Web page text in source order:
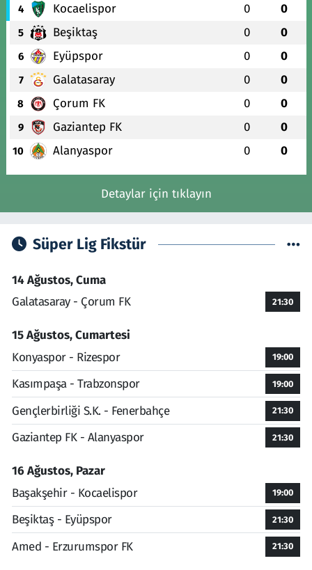
4 Kocaelispor 0 0
5 Beşiktaş 0 0
6 Eyüpspor 0 0
7 Galatasaray 0 0
8 Çorum FK 0 0
9 Gaziantep FK 0 0
10 Alanyaspor 0 0
Detaylar için tıklayın
Süper Lig Fikstür
14 Ağustos, Cuma
Galatasaray - Çorum FK
21:30
15 Ağustos, Cumartesi
Konyaspor - Rizespor
19:00
Kasımpaşa - Trabzonspor 19:00
Gençlerbirliği S.K. - Fenerbahçe 21:30
Gaziantep FK - Alanyaspor 21:30
16 Ağustos, Pazar
Başakşehir - Kocaelispor
19:00
Beşiktaş - Eyüpspor 21:30
Amed - Erzurumspor FK 21:30